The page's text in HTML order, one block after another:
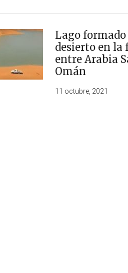
Lago formado
desierto en la
entre Arabia
Omán
11 octubre, 2021